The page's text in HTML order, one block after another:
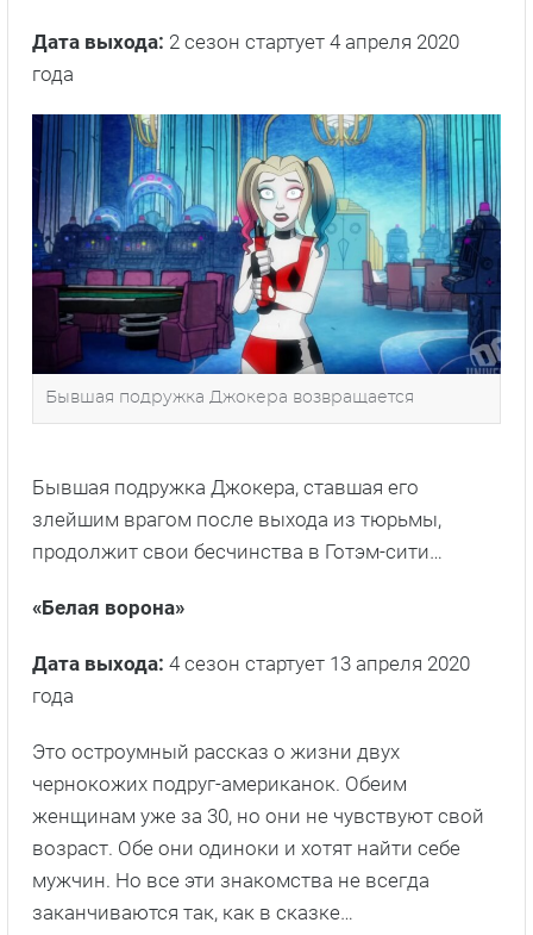
Дата выхода: 2 сезон стартует 4 апреля 2020
года
Бывшая подружка Джокера возвращается
Бывшая подружка Джокера, ставшая его
злейшим врагом после выхода из тюрьмы,
продолжит свои бесчинства в Готэм-сити…
«Белая ворона»
Дата выхода: 4 сезон стартует 13 апреля 2020
года
Это остроумный рассказ о жизни двух
чернокожих подруг-американок. Обеим
женщинам уже за 30, но они не чувствуют свой
возраст. Обе они одиноки и хотят найти себе
мужчин. Но все эти знакомства не всегда
заканчиваются так, как в сказке…